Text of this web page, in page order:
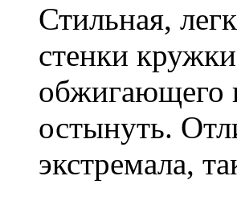
Стильная,
стенки
обжигающего
остынуть.
экстремала,